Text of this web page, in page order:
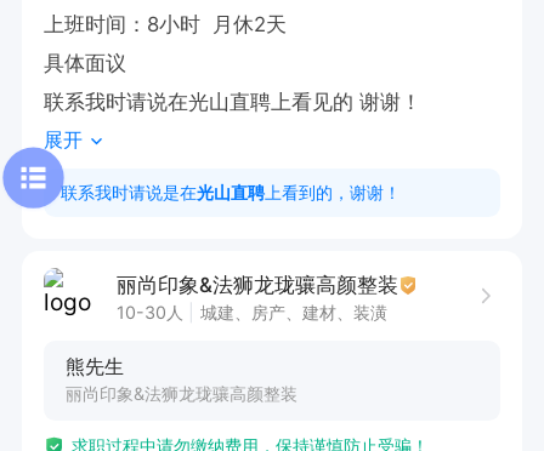
上班时间：8小时  月休2天
具体面议
联系我时请说在光山直聘上看见的 谢谢！
展开
联系我时请说是在光山直聘 上看到的，谢谢！
丽尚印象&法狮龙珑骧高颜整装
10-30人 城建、房产、建材、装潢
熊先生
丽尚印象&法狮龙珑骧高颜整装
求职过程中请勿缴纳费用，保持谨慎防止受骗！